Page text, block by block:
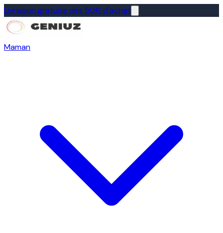
Livraison gratuite dès 50€ d'achat
Maman